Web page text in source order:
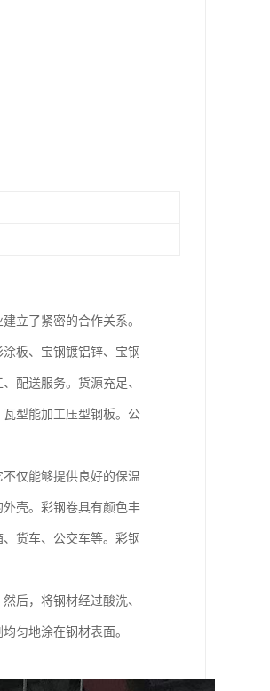
立了紧密的合作关系。
板、宝钢镀铝锌、宝钢
配送服务。货源充足、
型能加工压型钢板。公
仅能够提供良好的保温
壳。彩钢卷具有颜色丰
货车、公交车等。彩钢
后，将钢材经过酸洗、
匀地涂在钢材表面。